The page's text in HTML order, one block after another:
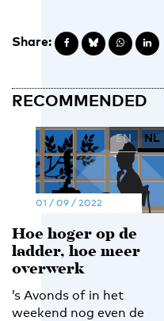
Share:
RECOMMENDED
EN NL
01 / 09 / 2022
Hoe hoger op de
ladder, hoe meer
overwerk
’s Avonds of in het
weekend nog even de